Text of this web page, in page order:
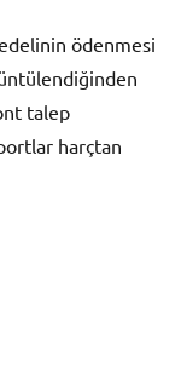
ödenmesi
talep
harçtan